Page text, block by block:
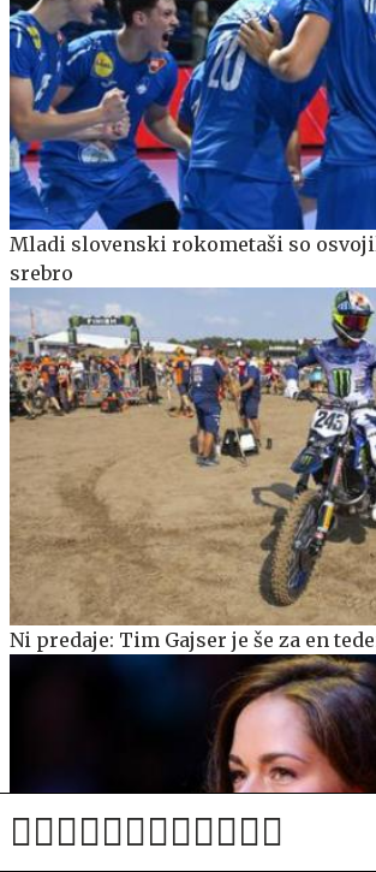
Mladi slovenski rokometaši so
srebro
Ni predaje: Tim Gajser je še za en